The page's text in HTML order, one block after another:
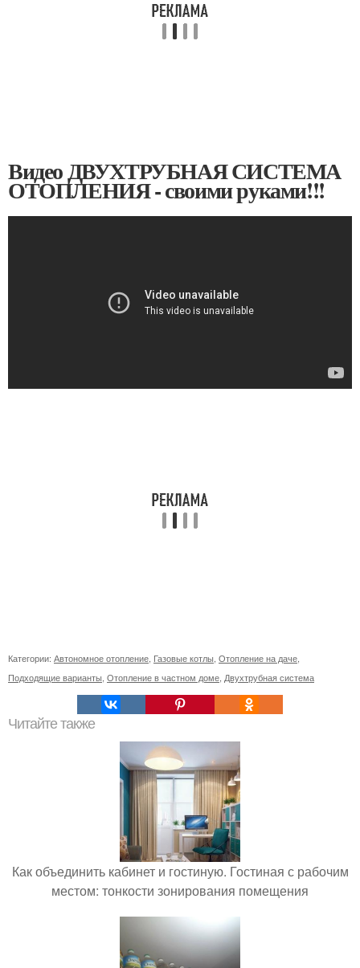
Видео ДВУХТРУБНАЯ СИСТЕМА
ОТОПЛЕНИЯ - своими руками!!!
Категории: Автономное отопление Газовые котлы Отопление на даче
Подходящие варианты Отопление в частном доме Двухтрубная система
Читайте также
Как объединить кабинет и гостиную. Гостиная с рабочим
местом: тонкости зонирования помещения